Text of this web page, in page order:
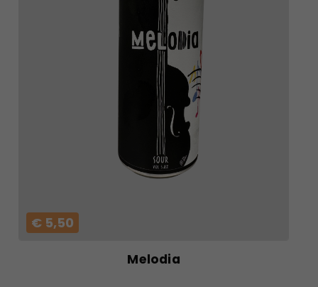
€ 5,50
VAI AL
PRODOTTO
Melodia